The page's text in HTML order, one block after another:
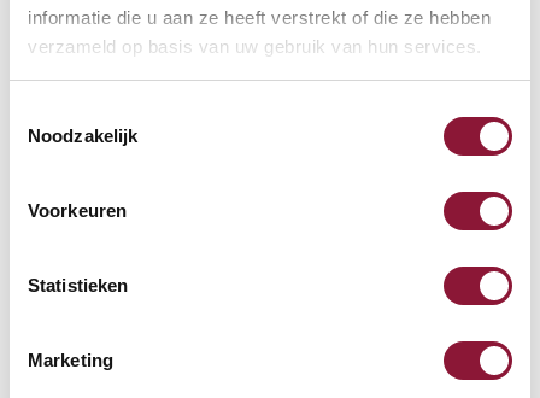
informatie die u aan ze heeft verstrekt of die ze hebben
verzameld op basis van uw gebruik van hun services.
Noodzakelijk
Voorkeuren
Statistieken
Marketing
FUSSRING AUS POLIERTEM ALUMINIUM ?
Verfügbar